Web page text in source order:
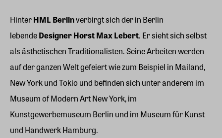
HinterHML Berlinverbirgt sich der in Berlin
lebendeDesigner Horst Max Lebert. Er sieht sich selbst
als ästhetischen Traditionalisten. Seine Arbeiten werden
auf der ganzen Welt gefeiert wie zum Beispiel in Mailand,
New York und Tokio und befinden sich unter anderem im
Museum of Modern Art New York, im
Kunstgewerbemuseum Berlin und im Museum für Kunst
und Handwerk Hamburg.